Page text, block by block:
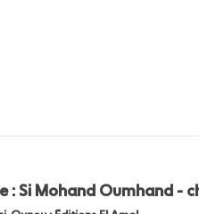
: Si Mohand Oumhand -